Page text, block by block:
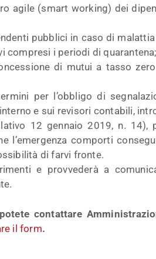
agile (smart working) dei
pubblici in caso di
compresi i periodi di quarantena;
di mutui a tasso
per l’obbligo di
e sui revisori contabili,
12 gennaio 2019, n. 14),
l’emergenza comporti
di farvi fronte.
e provvederà a
contattare
il form.